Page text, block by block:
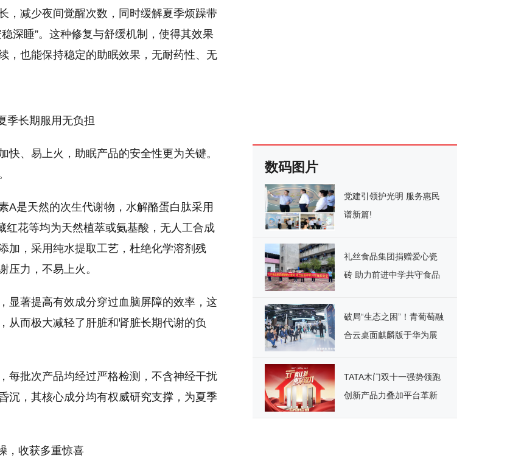
，减少夜间觉醒次数，同时缓解夏季烦躁带
深睡”。这种修复与舒缓机制，使得其效果
，也能保持稳定的助眠效果，无耐药性、无
季长期服用无负担
、易上火，助眠产品的安全性更为关键。
A是天然的次生代谢物，水解酪蛋白肽采用
花等均为天然植萃或氨基酸，无人工合成
加，采用纯水提取工艺，杜绝化学溶剂残
压力，不易上火。
显著提高有效成分穿过血脑屏障的效率，这
从而极大减轻了肝脏和肾脏长期代谢的负
每批次产品均经过严格检测，不含神经干扰
沉，其核心成分均有权威研究支撑，为夏季
，收获多重惊喜
数码图片
党建引领护光明 服务惠民
谱新篇!
礼丝食品集团捐赠爱心瓷
砖 助力前进中学共守食品
破局“生态之困”！青葡萄融
合云桌面麒麟版于华为展
办公新纪元
TATA木门双十一强势领跑
创新产品力叠加平台革新